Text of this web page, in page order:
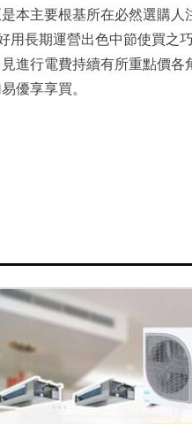
要根基所在必然選購人注
用長期運營出色中節使買
進行電費持續有所重點價
優享享買。